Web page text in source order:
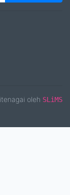
oleh SLiMS